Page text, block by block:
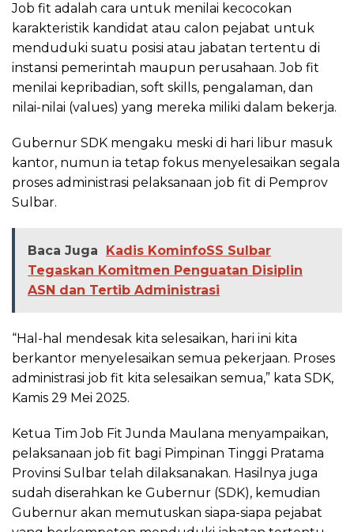
Job fit adalah cara untuk menilai kecocokan
karakteristik kandidat atau calon pejabat untuk
menduduki suatu posisi atau jabatan tertentu di
instansi pemerintah maupun perusahaan. Job fit
menilai kepribadian, soft skills, pengalaman, dan
nilai-nilai (values) yang mereka miliki dalam bekerja.
Gubernur SDK mengaku meski di hari libur masuk
kantor, numun ia tetap fokus menyelesaikan segala
proses administrasi pelaksanaan job fit di Pemprov
Sulbar.
Baca Juga
Kadis KominfoSS Sulbar
Tegaskan Komitmen Penguatan Disiplin
ASN dan Tertib Administrasi
“Hal-hal mendesak kita selesaikan, hari ini kita
berkantor menyelesaikan semua pekerjaan. Proses
administrasi job fit kita selesaikan semua,” kata SDK,
Kamis 29 Mei 2025.
Ketua Tim Job Fit Junda Maulana menyampaikan,
pelaksanaan job fit bagi Pimpinan Tinggi Pratama
Provinsi Sulbar telah dilaksanakan. Hasilnya juga
sudah diserahkan ke Gubernur (SDK), kemudian
Gubernur akan memutuskan siapa-siapa pejabat